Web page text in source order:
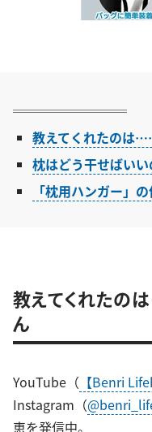
教えてくれたのは
枕はどう干せばい
「枕用ハンガー」
教えてくれたの
ん
YouTube（ 【Benri
Instagram（
恵を発信中。